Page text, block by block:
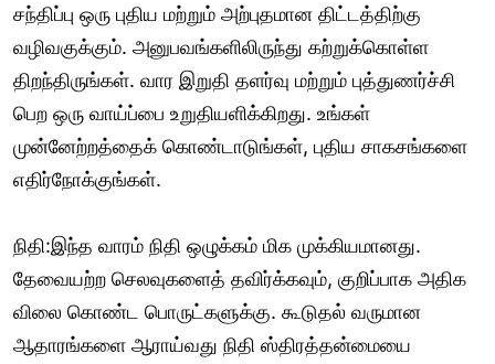
சந்திப்பு ஒரு புதிய மற்றும் அற்புதமான திட்டத்திற்கு
வழிவகுக்கும். அனுபவங்களிலிருந்து கற்றுக்கொள்ள
திறந்திருங்கள். வார இறுதி தளர்வு மற்றும் புத்துணர்ச்சி
பெற ஒரு வாய்ப்பை உறுதியளிக்கிறது. உங்கள்
முன்னேற்றத்தைக் கொண்டாடுங்கள், புதிய சாகசங்களை
எதிர்நோக்குங்கள்.
நிதி:இந்த வாரம் நிதி ஒழுக்கம் மிக முக்கியமானது.
தேவையற்ற செலவுகளைத் தவிர்க்கவும், குறிப்பாக அதிக
விலை கொண்ட பொருட்களுக்கு. கூடுதல் வருமான
ஆதாரங்களை ஆராய்வது நிதி ஸ்திரத்தன்மையை